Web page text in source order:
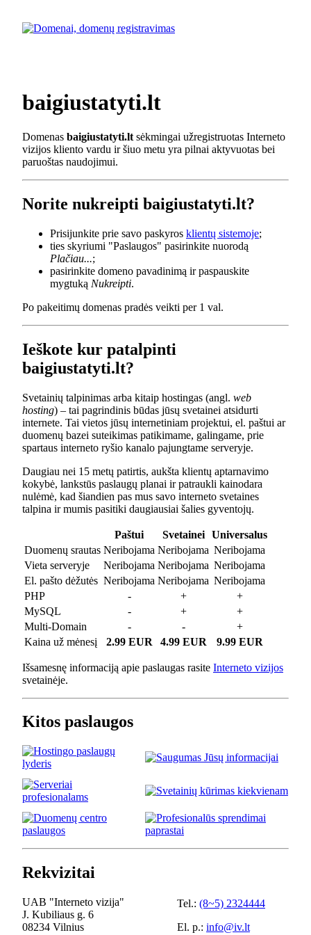
baigiustatyti.lt
Domenas baigiustatyti.lt sėkmingai užregistruotas Interneto
vizijos kliento vardu ir šiuo metu yra pilnai aktyvuotas bei
paruoštas naudojimui.
Norite nukreipti baigiustatyti.lt?
Prisijunkite prie savo paskyros klientų sistemoje;
ties skyriumi "Paslaugos" pasirinkite nuorodą
Plačiau...;
pasirinkite domeno pavadinimą ir paspauskite
mygtuką Nukreipti.
Po pakeitimų domenas pradės veikti per 1 val.
Ieškote kur patalpinti
baigiustatyti.lt?
Svetainių talpinimas arba kitaip hostingas (angl. web
hosting) – tai pagrindinis būdas jūsų svetainei atsidurti
internete. Tai vietos jūsų internetiniam projektui, el. paštui ar
duomenų bazei suteikimas patikimame, galingame, prie
spartaus interneto ryšio kanalo pajungtame serveryje.
Daugiau nei 15 metų patirtis, aukšta klientų aptarnavimo
kokybė, lankstūs paslaugų planai ir patraukli kainodara
nulėmė, kad šiandien pas mus savo interneto svetaines
talpina ir mumis pasitiki daugiausiai šalies gyventojų.
Paštui Svetainei
Universalus
Duomenų srautas Neribojama Neribojama Neribojama
Vieta serveryje
Neribojama Neribojama Neribojama
El. pašto dėžutės Neribojama Neribojama Neribojama
PHP
- +
+
MySQL
- +
+
Multi-Domain
- -
+
Kaina už mėnesį
2.99 EUR 4.99 EUR 9.99 EUR
Išsamesnę informaciją apie paslaugas rasite Interneto vizijos
svetainėje.
Kitos paslaugos
Rekvizitai
UAB "Interneto vizija"
J. Kubiliaus g. 6
08234 Vilnius
Tel.: (8~5) 2324444
El. p.: info@iv.lt